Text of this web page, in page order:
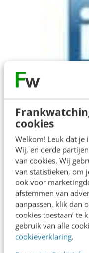
cookies
Welkom! Leuk dat je
Wij, en derde
van cookies. Wij
van statistieken, om
ook voor
afstemmen van
aanpassen, klik dan
cookies toestaan’ te
gebruik van alle
cookieverklaring.
MARKETING
Je gezicht in
ongevraagd op
Zakelijke
Facebookje met
dat de
wordt hun naam…
Liza Bruggeling 15